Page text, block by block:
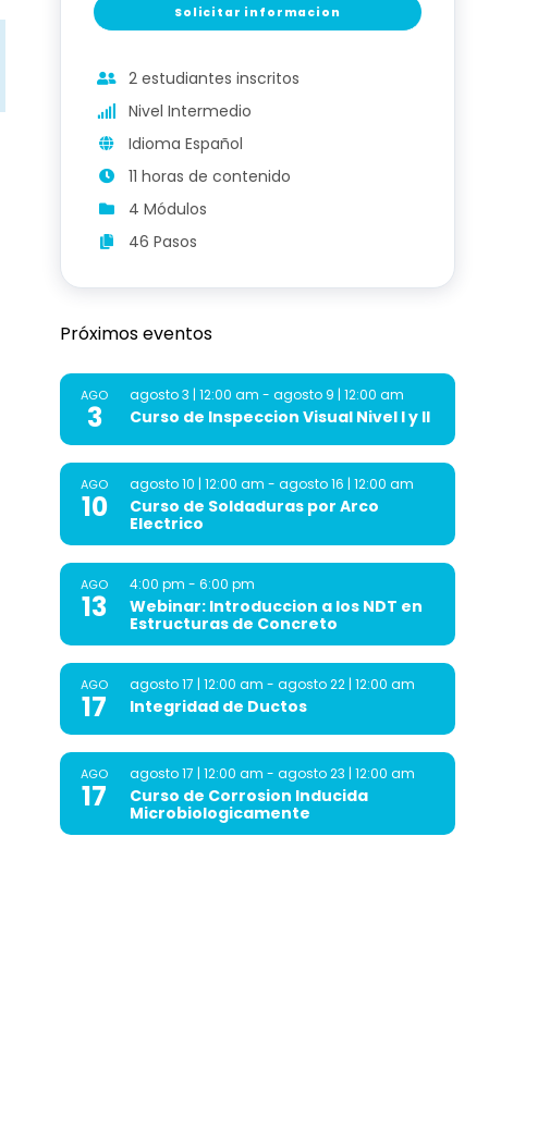
Solicitar informacion
2 estudiantes inscritos
Nivel Intermedio
Idioma Español
11 horas de contenido
4 Módulos
46 Pasos
Próximos eventos
AGO
3
agosto 3 | 12:00 am - agosto 9 | 12:00 am
Curso de Inspeccion Visual Nivel I y II
AGO
10
agosto 10 | 12:00 am - agosto 16 | 12:00 am
Curso de Soldaduras por Arco
Electrico
AGO
13
4:00 pm - 6:00 pm
Webinar: Introduccion a los NDT en
Estructuras de Concreto
AGO
17
agosto 17 | 12:00 am - agosto 22 | 12:00 am
Integridad de Ductos
AGO
17
agosto 17 | 12:00 am - agosto 23 | 12:00 am
Curso de Corrosion Inducida
Microbiologicamente